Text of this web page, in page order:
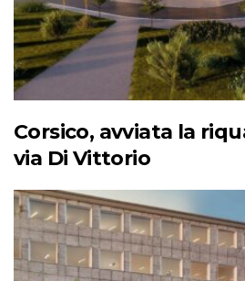
Corsico, avviata la
via Di Vittorio